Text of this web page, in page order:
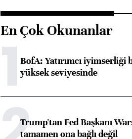
En Çok Okunanlar
1BofA: Yatırımcı iyimserliği
yüksek seviyesinde
Trump'tan Fed Başkanı
tamamen ona bağlı değil